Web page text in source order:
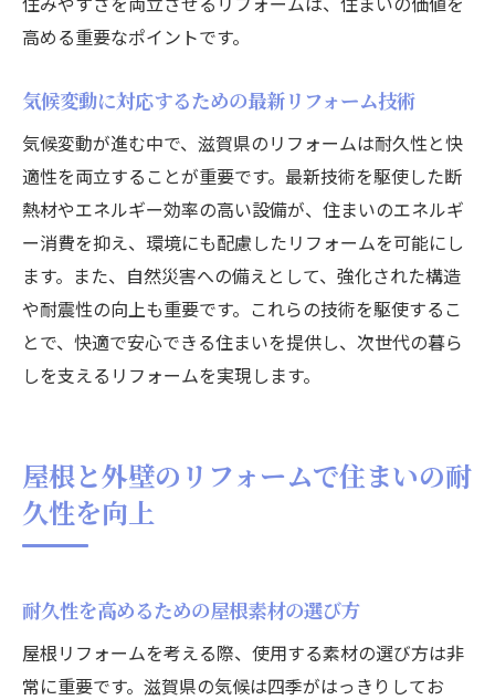
高める重要なポイントです。
気候変動に対応するための最新リフォーム技術
気候変動が進む中で、滋賀県のリフォームは耐久性と快
適性を両立することが重要です。最新技術を駆使した断
熱材やエネルギー効率の高い設備が、住まいのエネルギ
ー消費を抑え、環境にも配慮したリフォームを可能にし
ます。また、自然災害への備えとして、強化された構造
や耐震性の向上も重要です。これらの技術を駆使するこ
とで、快適で安心できる住まいを提供し、次世代の暮ら
しを支えるリフォームを実現します。
屋根と外壁のリフォームで住まいの耐
久性を向上
耐久性を高めるための屋根素材の選び方
屋根リフォームを考える際、使用する素材の選び方は非
常に重要です。滋賀県の気候は四季がはっきりしてお